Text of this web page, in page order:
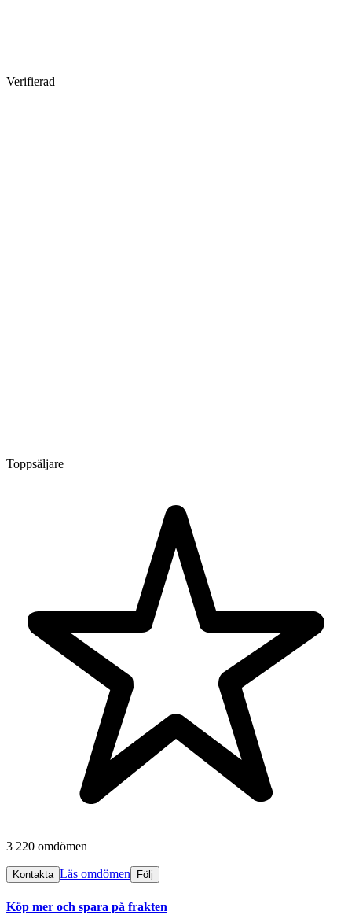
Verifierad
Toppsäljare
3 220 omdömen
Kontakta Läs omdömen Följ
Köp mer och spara på frakten